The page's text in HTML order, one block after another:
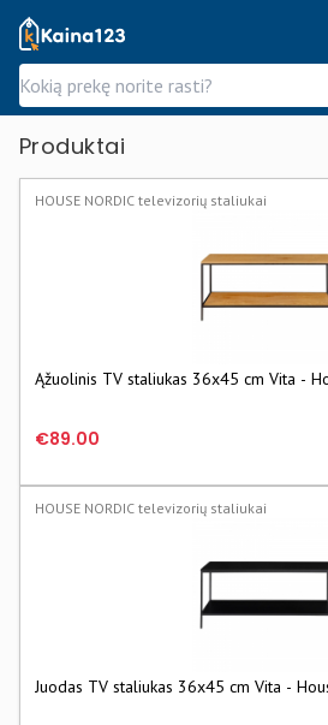
Kaina123.lt
Produktai
HOUSE NORDIC televizorių staliukai
Ąžuolinis TV staliukas 36x45 cm Vita -
€89.00
HOUSE NORDIC televizorių staliukai
Juodas TV staliukas 36x45 cm Vita -